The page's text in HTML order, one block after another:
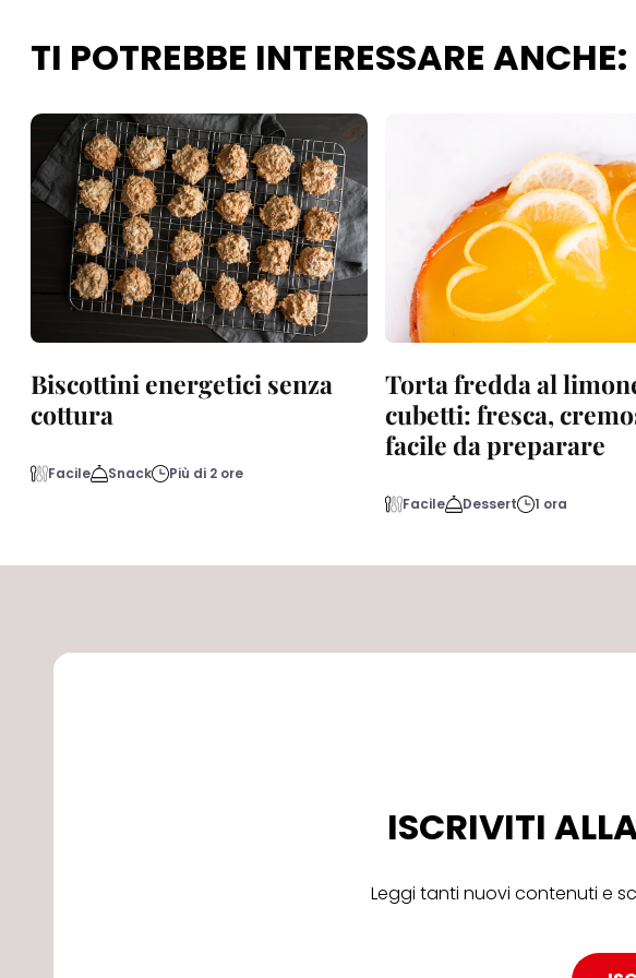
TI POTREBBE INTERESSARE ANCHE:
Biscottini energetici senza
cottura
Facile Snack Più di 2 ore
Torta fredda al
cubetti: fresca,
facile da preparare
Facile Dessert 1 ora
ISCRIVITI
Leggi tanti nuovi contenuti e